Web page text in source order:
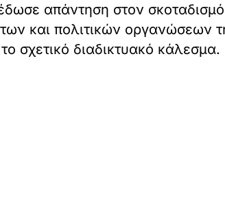
απάντηση στον
και πολιτικών οργανώσεων
σχετικό διαδικτυακό κάλεσμα.